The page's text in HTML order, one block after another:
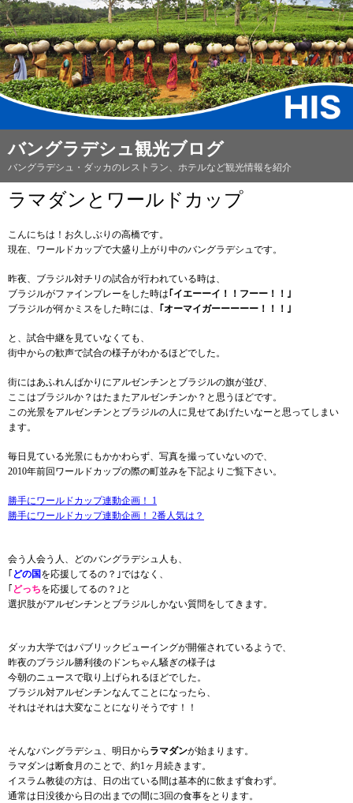
バングラデシュ観光ブログ
バングラデシュ・ダッカのレストラン、ホテルなど観光情報を紹介
ラマダンとワールドカップ
こんにちは！お久しぶりの高橋です。
現在、ワールドカップで大盛り上がり中のバングラデシュです。
昨夜、ブラジル対チリの試合が行われている時は、
ブラジルがファインプレーをした時は｢イエーーイ！！フーー！！｣
ブラジルが何かミスをした時には、 ｢オーマイガーーーーー！！！｣
と、試合中継を見ていなくても、
街中からの歓声で試合の様子がわかるほどでした。
街にはあふれんばかりにアルゼンチンとブラジルの旗が並び、
ここはブラジルか？はたまたアルゼンチンか？と思うほどです。
この光景をアルゼンチンとブラジルの人に見せてあげたいなーと思ってしまい
ます。
毎日見ている光景にもかかわらず、写真を撮っていないので、
2010年前回ワールドカップの際の町並みを下記よりご覧下さい。
勝手にワールドカップ連動企画！ 1
勝手にワールドカップ連動企画！ 2番人気は？
会う人会う人、どのバングラデシュ人も、
｢ どの国 を応援してるの？｣ではなく、
｢ どっちを応援してるの？｣と
選択肢がアルゼンチンとブラジルしかない質問をしてきます。
ダッカ大学ではパブリックビューイングが開催されているようで、
昨夜のブラジル勝利後のドンちゃん騒ぎの様子は
今朝のニュースで取り上げられるほどでした。
ブラジル対アルゼンチンなんてことになったら、
それはそれは大変なことになりそうです！！
そんなバングラデシュ、明日から ラマダンが始まります。
ラマダンは断食月のことで、約1ヶ月続きます。
イスラム教徒の方は、日の出ている間は基本的に飲まず食わず。
通常は日没後から日の出までの間に3回の食事をとります。